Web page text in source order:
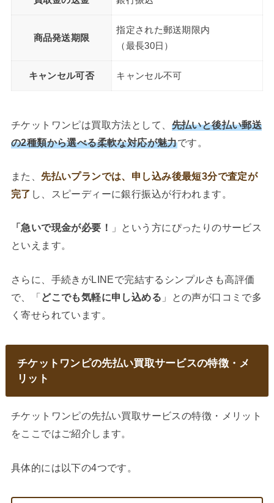
商品発送期限
指定された郵送期限内
（最長30日）
キャンセル可否 キャンセル不可
チケットワンピは買取方法として、 先払いと後払い郵送
の2種類から選べる柔軟な対応が魅力です。
また、 先払いプランでは、申し込み後最短3分で査定が
完了 し、スピーディーに銀行振込が行われます。
「急いで現金が必要！
」という方にぴったりのサービス
といえます。
さらに、手続きがLINEで完結するシンプルさも高評価
で、「どこでも気軽に申し込める 」との声が口コミで多
く寄せられています。
チケットワンピの先払い買取サービスの特徴・メ
リット
チケットワンピの先払い買取サービスの特徴・メリット
をここではご紹介します。
具体的には以下の4つです。